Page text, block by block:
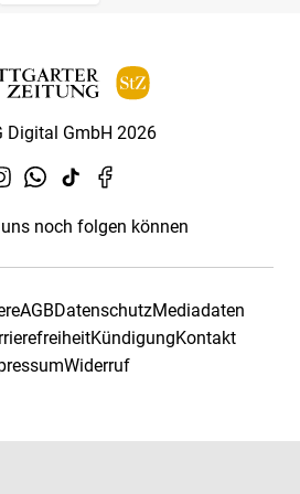
Digital GmbH 2026
noch folgen können
AGBDatenschutzMediadaten
KündigungKontakt
Widerruf